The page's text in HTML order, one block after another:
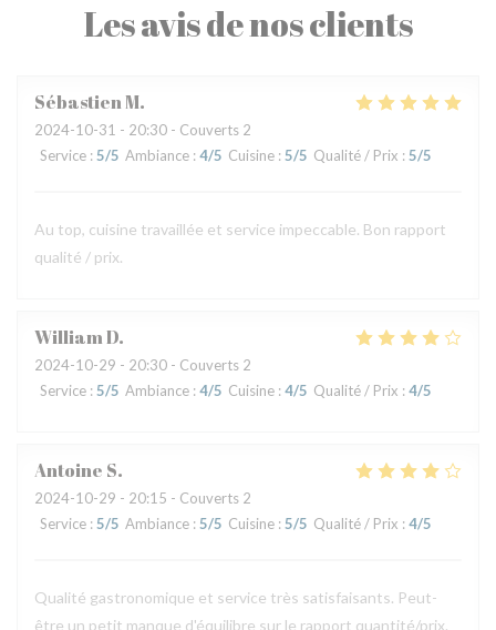
Les avis de nos clients
SébastienM
2024-10-31 - 20:30 - Couverts 2
Service : 5/5 Ambiance : 4/5 Cuisine : 5/5 Qualité / Prix : 5/5
Au top, cuisine travaillée et service impeccable. Bon rapport
qualité / prix.
WilliamD
2024-10-29 - 20:30 - Couverts 2
Service : 5/5 Ambiance : 4/5 Cuisine : 4/5 Qualité / Prix : 4/5
Antoine S
2024-10-29 - 20:15 - Couverts 2
Service : 5/5 Ambiance : 5/5 Cuisine : 5/5 Qualité / Prix : 4/5
Qualité gastronomique et service très satisfaisants. Peut-
être un petit manque d'équilibre sur le rapport quantité/prix.